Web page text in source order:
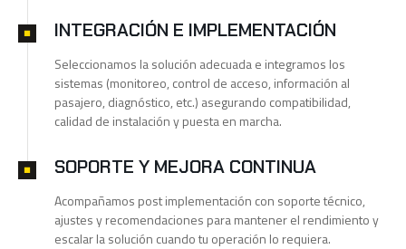
INTEGRACIÓN E IMPLEMENTACIÓN
Seleccionamos la solución adecuada e integramos los
sistemas (monitoreo, control de acceso, información al
pasajero, diagnóstico, etc.) asegurando compatibilidad,
calidad de instalación y puesta en marcha.
SOPORTE Y MEJORA CONTINUA
Acompañamos post implementación con soporte técnico,
ajustes y recomendaciones para mantener el rendimiento y
escalar la solución cuando tu operación lo requiera.